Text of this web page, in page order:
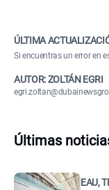
ÚLTIMA
Si encuentras un error en
AUTOR: ZOLTÁN EGRI
Últimas
EAU,